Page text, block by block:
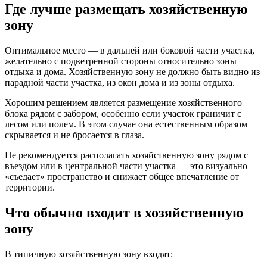
Где лучше размещать хозяйственную
зону
Оптимальное место — в дальней или боковой части участка,
желательно с подветренной стороны относительно зоны
отдыха и дома. Хозяйственную зону не должно быть видно из
парадной части участка, из окон дома и из зоны отдыха.
Хорошим решением является размещение хозяйственного
блока рядом с забором, особенно если участок граничит с
лесом или полем. В этом случае она естественным образом
скрывается и не бросается в глаза.
Не рекомендуется располагать хозяйственную зону рядом с
въездом или в центральной части участка — это визуально
«съедает» пространство и снижает общее впечатление от
территории.
Что обычно входит в хозяйственную
зону
В типичную хозяйственную зону входят: